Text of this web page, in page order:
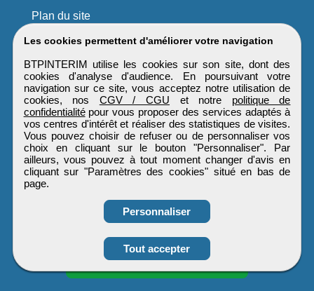
Obtenir ses
coordonnées
Les cookies permettent d'améliorer votre navigation
BTPINTERIM utilise les cookies sur son site, dont des
cookies d'analyse d'audience. En poursuivant votre
navigation sur ce site, vous acceptez notre utilisation de
cookies, nos CGV / CGU et notre politique de
confidentialitépour vous proposer des services adaptés à
vos centres d'intérêt et réaliser des statistiques de visites.
Vous pouvez choisir de refuser ou de personnaliser vos
choix en cliquant sur le bouton "Personnaliser". Par
ailleurs, vous pouvez à tout moment changer d'avis en
cliquant sur "Paramètres des cookies" situé en bas de
page.
Personnaliser
Tout accepter
Plan du site
BTPINTERIM
Tous droits réservés © 1999 - 2026